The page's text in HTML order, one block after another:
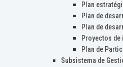
Plan
Plan de
Plan de
Proyectos de
Plan de
Subsistema de